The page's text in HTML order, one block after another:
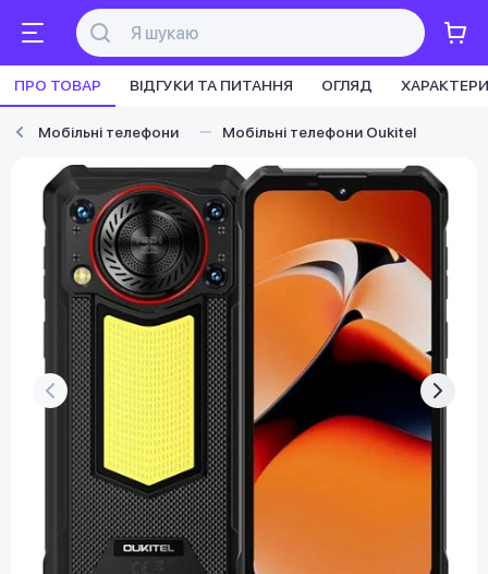
ПРО ТОВАР ВІДГУКИ ТА ПИТАННЯ ОГЛЯД
Мобільні телефони Мобільні телефони Oukitel